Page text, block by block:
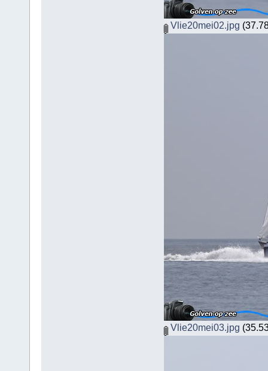
Vlie20mei02.jpg
Vlie20mei03.jpg